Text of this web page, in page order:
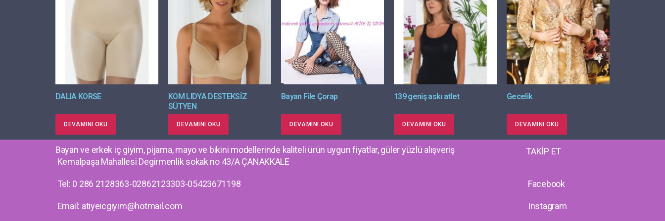
DALIA KORSE
DEVAMINI OKU
KOM LIDYA DESTEKSİZ
SÜTYEN
DEVAMINI OKU
Bayan File Çorap
DEVAMINI OKU
139 geniş askı atlet
DEVAMINI OKU
Gecelik
DEVAMINI OKU
Bayan ve erkek iç giyim, pijama, mayo ve bikini modellerinde kaliteli ürün uygun fiyatlar, güler yüzlü alışveriş
Kemalpaşa Mahallesi Degirmenlik sokak no 43/A ÇANAKKALE
Tel: 0 286 2128363-02862123303-05423671198
Email: atiyeicgiyim@hotmail.com
TAKİP ET
Facebook
Instagram